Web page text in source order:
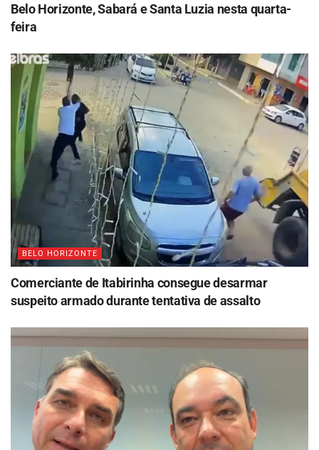
Belo Horizonte, Sabará e Santa Luzia nesta quarta-
feira
BELO HORIZONTE
Comerciante de Itabirinha consegue desarmar
suspeito armado durante tentativa de assalto